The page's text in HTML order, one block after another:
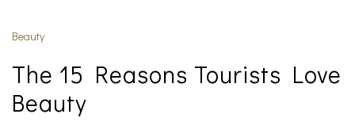
Beauty
The 15 Reasons Tourists Love
Beauty